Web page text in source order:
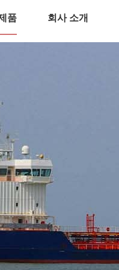
품 회사 소개